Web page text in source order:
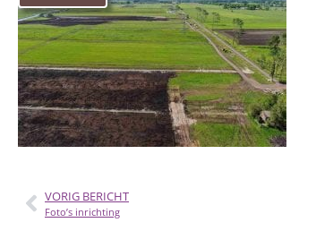
VORIG BERICHT
Foto’s inrichting